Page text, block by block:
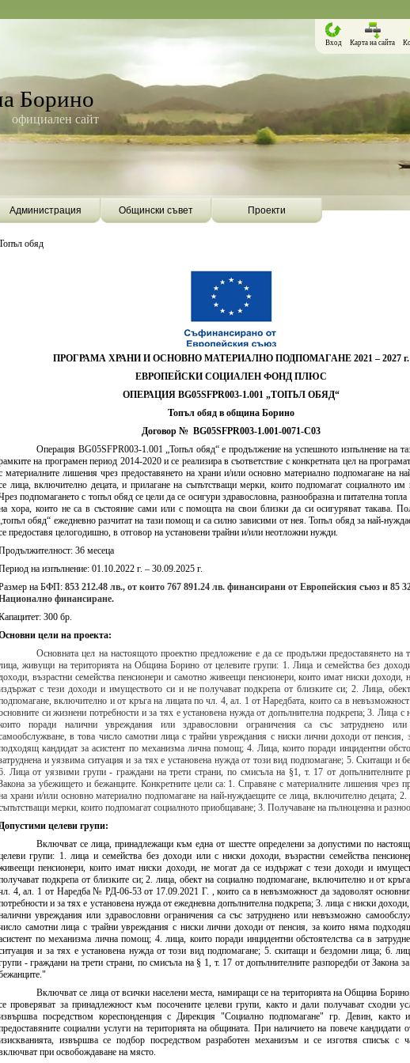
Борино
официален сайт
Вход Карта на сайта
Администрация Общински съвет
Проекти
обяд
ПРОГРАМА ХРАНИ И ОСНОВНО МАТЕРИАЛНО ПОДПОМАГАНЕ 2021 – 2027 г.
ЕВРОПЕЙСКИ СОЦИАЛЕН ФОНД ПЛЮС
ОПЕРАЦИЯ BG05SFPR003-1.001 „ТОПЪЛ ОБЯД“
Топъл обяд в община Борино
Договор № BG05SFPR003-1.001-0071-C03
Операция BG05SFPR003-1.001 „Топъл обяд“ е продължение на успешното изпълнение на
на програмен период 2014-2020 и се реализира в съответствие с конкретната цел на
материалните лишения чрез предоставянето на храни и/или основно материално подпомагане на
лица, включително децата, и прилагане на съпътстващи мерки, които подпомагат социалното им
подпомагането с топъл обяд се цели да се осигури здравословна, разнообразна и питателна
хора, които не са в състояние сами или с помощта на свои близки да си осигуряват такава.
обяд“ ежедневно разчитат на тази помощ и са силно зависими от нея. Топъл обяд за най-
предоставя целогодишно, в отговор на установени трайни и/или неотложни нужди.
36 месеца
на изпълнение: 01.10.2022 г. – 30.09.2025 г.
на БФП: 853 212.48 лв., от които 767 891.24 лв. финансирани от Европейския съюз и 85
финансиране.
300 бр.
цели на проекта:
Основната цел на настоящото проектно предложение е да се продължи предоставянето на
живущи на територията на Община Борино от целевите групи: 1. Лица и семейства без
възрастни семейства пенсионери и самотно живеещи пенсионери, които имат ниски доходи,
с тези доходи и имуществото си и не получават подкрепа от близките си; 2. Лица,
включително и от кръга на лицата по чл. 4, ал. 1 от Наредбата, които са в
си жизнени потребности и за тях е установена нужда от допълнителна подкрепа; 3. Лица с
поради налични увреждания или здравословни ограничения са със затруднено
в това число самотни лица с трайни увреждания с ниски лични доходи от пенсия,
кандидат за асистент по механизма лична помощ; 4. Лица, които поради инцидентни
и уязвима ситуация и за тях е установена нужда от този вид подпомагане; 5. Скитащи и
Лица от уязвими групи - граждани на трети страни, по смисъла на §1, т. 17 от допълнителните
за убежището и бежанците. Конкретните цели са: 1. Справяне с материалните лишения чрез
храни и/или основно материално подпомагане на най-нуждаещите се лица, включително децата;
мерки, които подпомагат социалното приобщаване; 3. Получаване на пълноценна и
целеви групи:
Включват се лица, принадлежащи към една от шестте определени за допустими по
групи: 1. лица и семейства без доходи или с ниски доходи, възрастни семейства
пенсионери, които имат ниски доходи, не могат да се издържат с тези доходи и
подкрепа от близките си; 2. лица, обект на социално подпомагане, включително и от
4, ал. 1 от Наредба № РД-06-53 от 17.09.2021 Г. , които са в невъзможност да задоволят
и за тях е установена нужда от ежедневна допълнителна подкрепа; 3. лица с ниски
увреждания или здравословни ограничения са със затруднено или невъзможно
самотни лица с трайни увреждания с ниски лични доходи от пенсия, за които няма
по механизма лична помощ; 4. лица, които поради инцидентни обстоятелства са в
и за тях е установена нужда от този вид подпомагане; 5. скитащи и бездомни лица; 6.
- граждани на трети страни, по смисъла на § 1, т. 17 от допълнителните разпоредби от Закона
Включват се лица от всички населени места, намиращи се на територията на Община
проверяват за принадлежност към посочените целеви групи, както и дали получават сходни
посредством кореспонденция с Дирекция "Социално подпомагане" гр. Девин, както
социални услуги на територията на общината. При наличието на повече кандидати
извършвасе подбор посредством разработен механизъм и се изготвя списък с
при освобождаване на място.
Борино ще бъде първата община в
България с план за мирно
съжителство с мечките
Дата:
05.08.2026
повече информация
Дата:
20.07.2026
бюджет за 2025 г. на Община
Борино
Дата: 03.08.2026
повече информация
социалните
№ 133 от 6.04.2021
29 от 9.04.2021 г.
обществено
Общински годишен
Дата: 04.06.2026